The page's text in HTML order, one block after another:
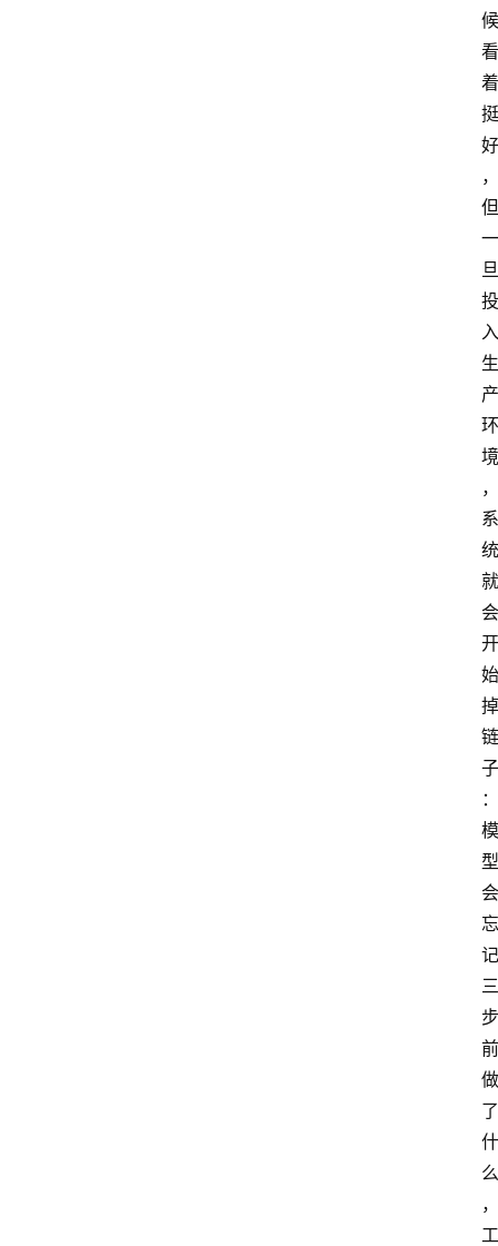
候
看
着
挺
好
，
但
一
旦
投
入
生
产
环
境
，
系
统
就
会
开
始
掉
链
子
：
模
型
会
忘
记
三
步
前
做
了
什
么
，
工